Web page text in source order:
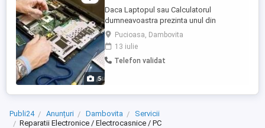
5
Daca Laptopul sau Calculatorul
dumneavoastra prezinta unul din
simptomele de mai jos, contactati-ma !
Laptopul sau calculatorul nu porneste, nu
primeste curent Laptopul sau calculatorul
se supraincalzeste Laptopul sau
calculatorul ...
Pucioasa, Dambovita
13 iulie
Telefon validat
Publi24 Anunțuri Dambovita
Servicii
Reparatii Electronice / Electrocasnice / PC